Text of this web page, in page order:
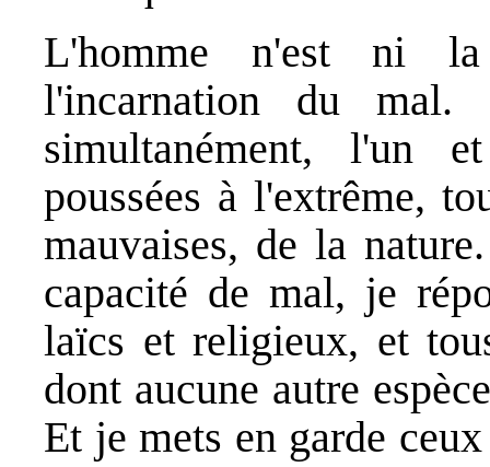
L'homme n'est ni
l'incarnation du
simultanément, l'un
poussées à l'extrême,
mauvaises, de la
capacité de mal, je
laïcs et religieux, et
dont aucune autre
Et je mets en garde